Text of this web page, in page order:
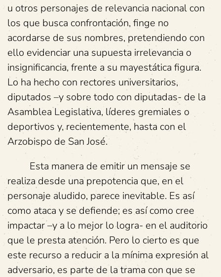
u otros personajes de relevancia nacional con
los que busca confrontación, finge no
acordarse de sus nombres, pretendiendo con
ello evidenciar una supuesta irrelevancia o
insignificancia, frente a su mayestática figura.
Lo ha hecho con rectores universitarios,
diputados –y sobre todo con diputadas- de la
Asamblea Legislativa, líderes gremiales o
deportivos y, recientemente, hasta con el
Arzobispo de San José.
Esta manera de emitir un mensaje se
realiza desde una prepotencia que, en el
personaje aludido, parece inevitable. Es así
como ataca y se defiende; es así como cree
impactar –y a lo mejor lo logra- en el auditorio
que le presta atención. Pero lo cierto es que
este recurso a reducir a la mínima expresión al
adversario, es parte de la trama con que se